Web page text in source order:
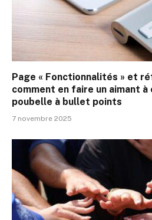
Page « Fonctionnalités » et
comment en faire un aimant à
poubelle à bullet points
7 novembre 2025